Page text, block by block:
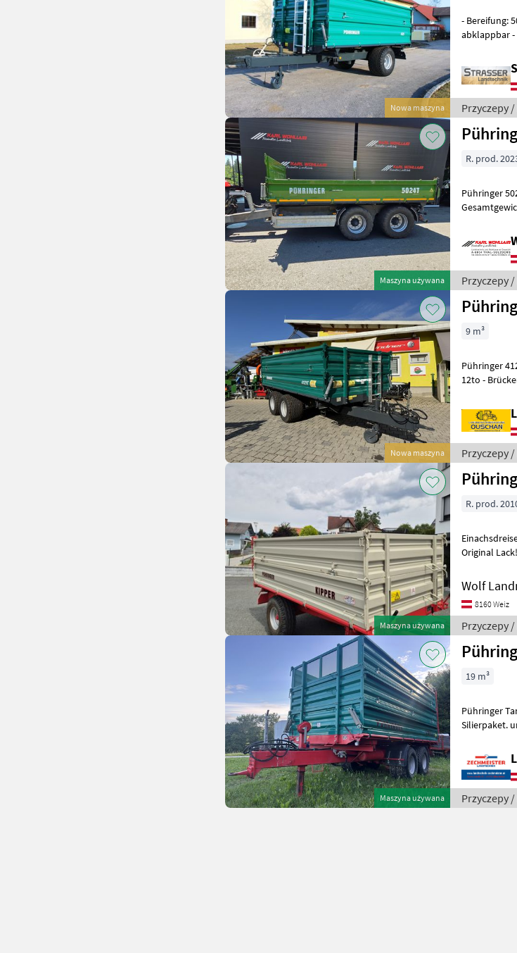
Nowa maszyna
- Bereifung:
abklappbar -
Przyczepy
Maszyna używana
R. prod.
Pühringer 5024T - Tandem-Dreiseitenkipper Type
Gesamtgewicht - Plateau 5000 x
Przyczepy
Nowa maszyna
9 m³
Pühringer
12to - Brückenmasse
Przyczepy
Maszyna używana
R. prod.
Original
Wolf
8160 Weiz
Przyczepy
Maszyna używana
19 m³
Pühringer
Silierpaket.
Przyczepy